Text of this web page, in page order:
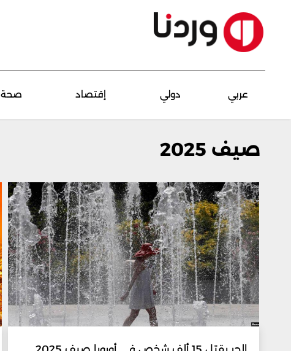
عربي دولي إقتصاد صحة
صيف 2025